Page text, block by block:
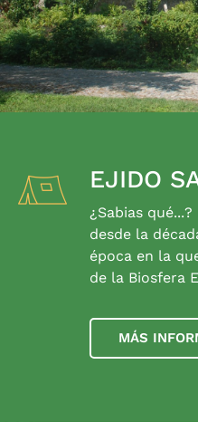
EJIDO
¿Sabias
desde la
época en la
de la Biosfera
MÁS